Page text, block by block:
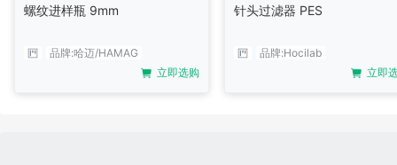
螺纹进样瓶 9mm
品牌:哈迈/HAMAG
立即选购
针头过滤器 PES
品牌:Hocilab
立即